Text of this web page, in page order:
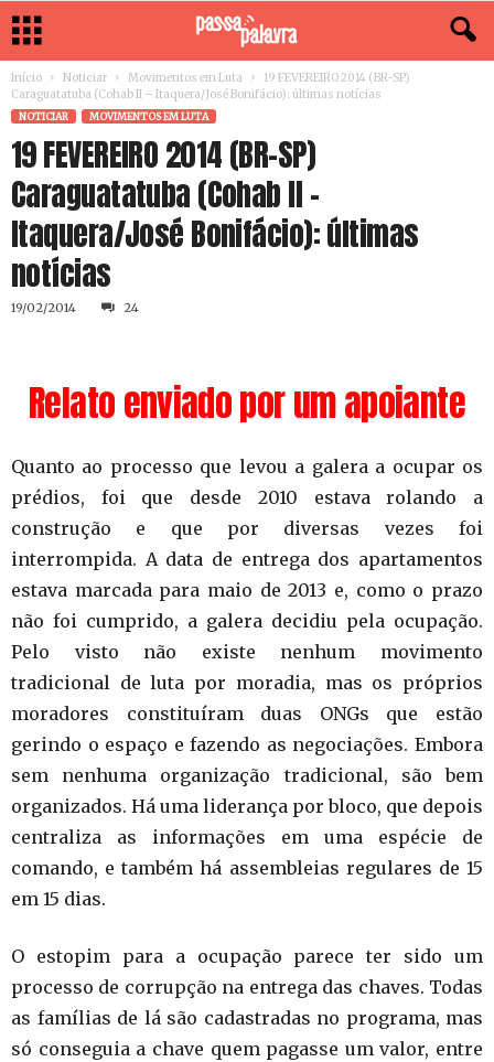
Início Noticiar Movimentos em Luta
19 FEVEREIRO 2014 (BR-SP)
Caraguatatuba (Cohab II – Itaquera/José Bonifácio): últimas notícias
NOTICIAR MOVIMENTOS EM LUTA
19 FEVEREIRO 2014 (BR-SP)
Caraguatatuba (Cohab II –
Itaquera/José Bonifácio): últimas
notícias
19/02/2014 24
Relato enviado por um apoiante
Quanto ao processo que levou a galera a ocupar os
prédios, foi que desde 2010 estava rolando a
construção e que por diversas vezes foi
interrompida. A data de entrega dos apartamentos
estava marcada para maio de 2013 e, como o prazo
não foi cumprido, a galera decidiu pela ocupação.
Pelo visto não existe nenhum movimento
tradicional de luta por moradia, mas os próprios
moradores constituíram duas ONGs que estão
gerindo o espaço e fazendo as negociações. Embora
sem nenhuma organização tradicional, são bem
organizados. Há uma liderança por bloco, que depois
centraliza as informações em uma espécie de
comando, e também há assembleias regulares de 15
em 15 dias.
O estopim para a ocupação parece ter sido um
processo de corrupção na entrega das chaves. Todas
as famílias de lá são cadastradas no programa, mas
só conseguia a chave quem pagasse um valor, entre